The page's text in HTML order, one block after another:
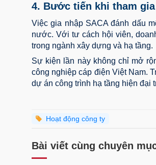
4. Bước tiến khi tham gia
Việc gia nhập SACA đánh dấu
nước. Với tư cách hội viên,
trong ngành xây dựng và hạ tầng.
Sự kiện lần này không chỉ mở
công nghiệp cáp điện Việt Nam.
dự án công trình hạ tầng hiện đại
Hoạt động công ty
Bài viết cùng chuyên